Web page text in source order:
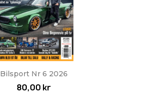
Bilsport Nr 6 2026
80,00 kr